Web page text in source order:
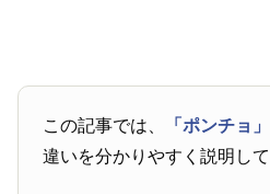
この記事では、 「ポンチョ」
違いを分かりやすく説明して